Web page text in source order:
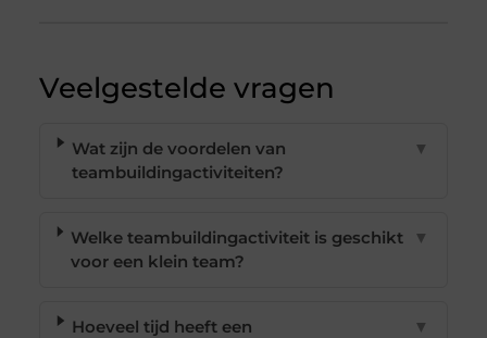
Veelgestelde vragen
Wat zijn de voordelen van
teambuildingactiviteiten?
▼
Welke teambuildingactiviteit is geschikt
voor een klein team?
▼
Hoeveel tijd heeft een
▼